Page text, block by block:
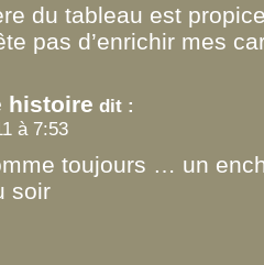
du tableau est
pas d’enrichir mes
histoire dit :
à 7:53
toujours … un
soir